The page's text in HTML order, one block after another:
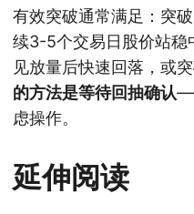
有效突破通常满足：突
续3-5个交易日股价站稳
见放量后快速回落，或
的方法是等待回抽确认
虑操作。
延伸阅读